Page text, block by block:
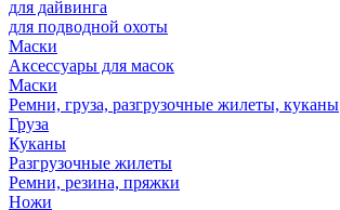
для дайвинга
для подводной охоты
Маски
Аксессуары для масок
Маски
Ремни, груза, разгрузочные жилеты, куканы
Груза
Куканы
Разгрузочные жилеты
Ремни, резина, пряжки
Ножи